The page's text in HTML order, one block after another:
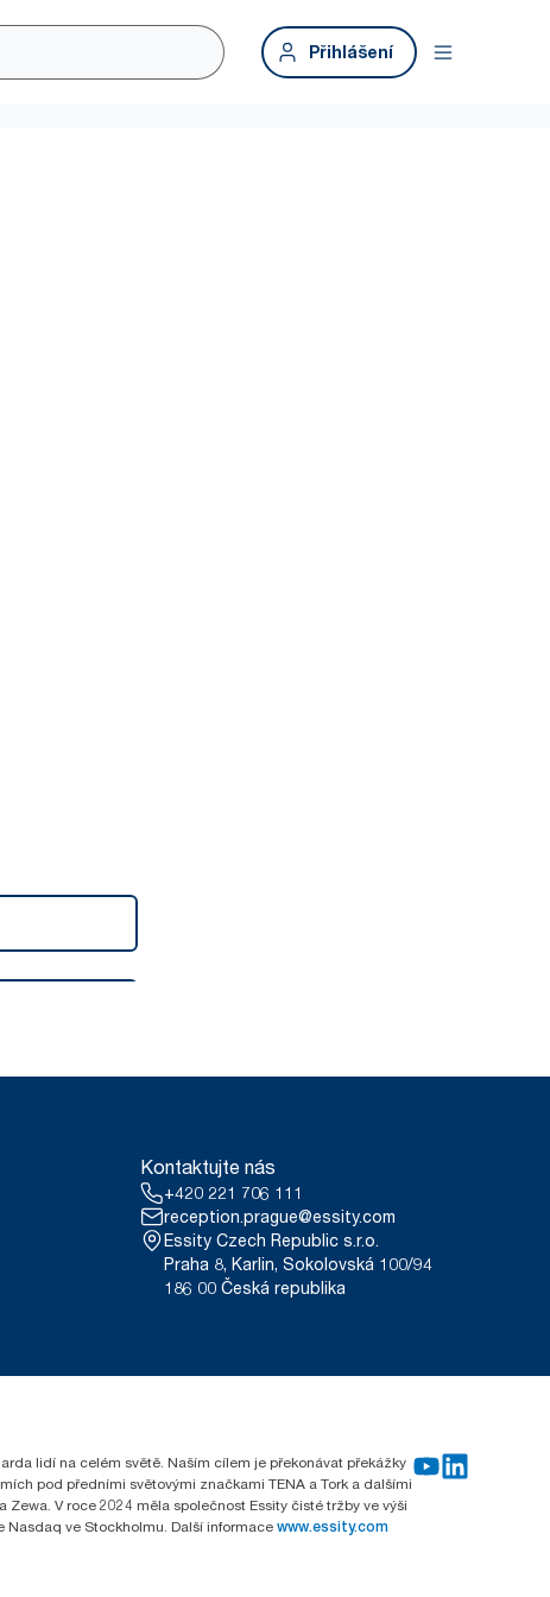
Přihlášení
Kontaktujte nás
+420 221 706 111
reception.prague@essity.com
Essity Czech Republic s.r.o.
Praha 8, Karlin, Sokolovská 100/94
186 00 Česká republika
lidí na celém světě. Naším cílem je překonávat překážky
pod předními světovými značkami TENA a Tork a dalšími
V roce 2024 měla společnost Essity čisté tržby ve výši
Nasdaq ve Stockholmu. Další informace www.essity.com